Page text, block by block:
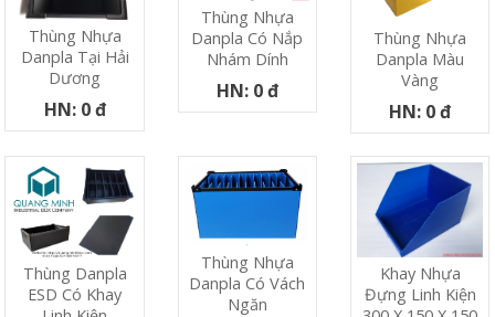
Thùng Nhựa
Danpla Tại Hải
Dương
HN: 0 đ
Thùng Nhựa
Danpla Có Nắp
Nhám Dính
HN: 0 đ
Thùng Nhựa
Danpla Màu
Vàng
HN: 0 đ
Thùng Danpla
ESD Có Khay
Thùng Nhựa
Danpla Có Vách
Ngăn
Khay Nhựa
Đựng Linh Kiện